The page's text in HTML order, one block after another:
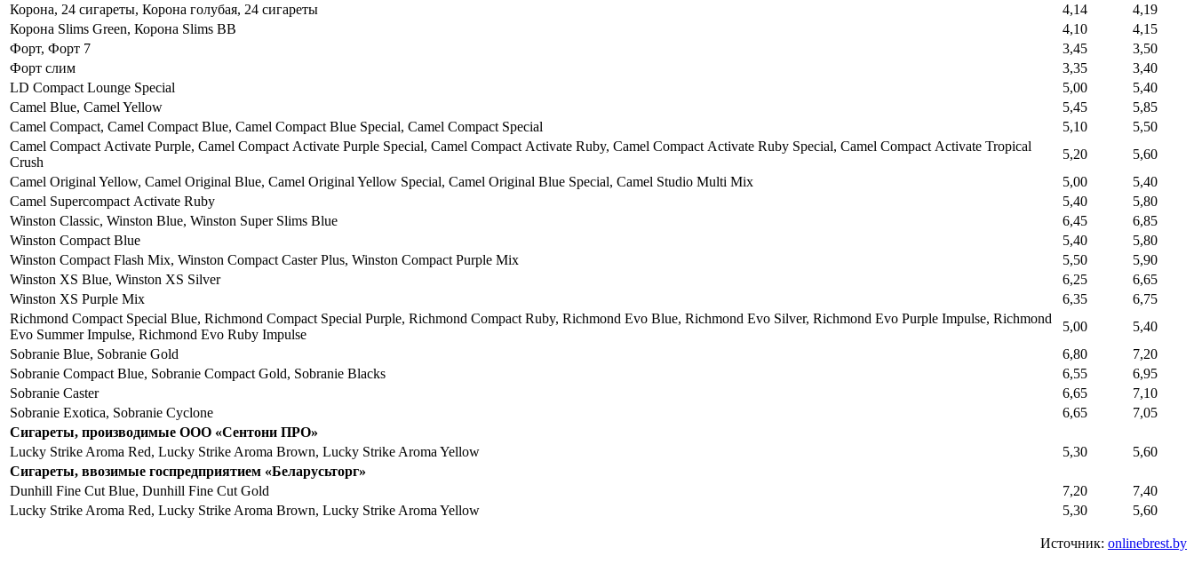
Корона, 24 сигареты, Корона голубая, 24 сигареты
4,14
4,19
Корона Slims Green, Корона Slims ВВ
4,10
4,15
Форт, Форт 7
3,45
3,50
Форт слим
3,35
3,40
LD Compact Lounge Special
5,00
5,40
Camel Blue, Camel Yellow
5,45
5,85
Camel Compact, Camel Compact Blue, Camel Compact Blue Special, Camel Compact Special
5,10
5,50
Camel Compact Аctivate Purple, Camel Compact Аctivate Purple Special, Camel Compact Аctivate Ruby, Camel Compact Аctivate Ruby Special, Camel Compact Аctivate Tropical
Crush
5,20
5,60
Camel Original Yellow, Camel Original Blue, Camel Original Yellow Special, Camel Original Blue Special, Camel Studio Multi Mix
5,00
5,40
Camel Supercompact Аctivate Ruby
5,40
5,80
Winston Classic, Winston Blue, Winston Super Slims Blue
6,45
6,85
Winston Compact Blue
5,40
5,80
Winston Compact Flash Mix, Winston Compact Caster Plus, Winston Compact Purple Mix
5,50
5,90
Winston XS Blue, Winston XS Silver
6,25
6,65
Winston XS Purple Mix
6,35
6,75
Richmond Compact Special Blue, Richmond Compact Special Purple, Richmond Compact Ruby, Richmond Evo Blue, Richmond Evo Silver, Richmond Evo Purple Impulse, Richmond
Evo Summer Impulse, Richmond Evo Ruby Impulse
5,00
5,40
Sobranie Blue, Sobranie Gold
6,80
7,20
Sobranie Compact Blue, Sobranie Compact Gold, Sobranie Blacks
6,55
6,95
Sobranie Caster
6,65
7,10
Sobranie Exotica, Sobranie Cyclone
6,65
7,05
Сигареты, производимые ООО «Сентони ПРО»
Lucky Strike Aroma Red, Lucky Strike Aroma Brown, Lucky Strike Aroma Yellow
5,30
5,60
Сигареты, ввозимые госпредприятием «Беларусьторг»
Dunhill Fine Cut Blue, Dunhill Fine Cut Gold
7,20
7,40
Lucky Strike Aroma Red, Lucky Strike Aroma Brown, Lucky Strike Aroma Yellow
5,30 5,60
Источник: onlinebrest.by